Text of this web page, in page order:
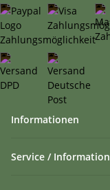
Informationen
Service / Information